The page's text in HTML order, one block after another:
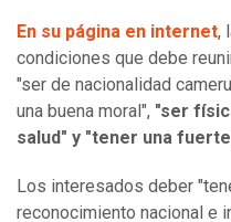
En su página en internet,
condiciones que debe
"ser de nacionalidad
una buena moral", "ser
salud" y "tener una
Los interesados deber
reconocimiento nacional e